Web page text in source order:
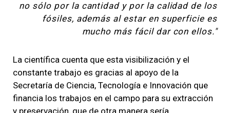
no sólo por la cantidad y por la calidad de los
fósiles, además al estar en superficie es
mucho más fácil dar con ellos."
La científica cuenta que esta visibilización y el
constante trabajo es gracias al apoyo de la
Secretaría de Ciencia, Tecnología e Innovación que
financia los trabajos en el campo para su extracción